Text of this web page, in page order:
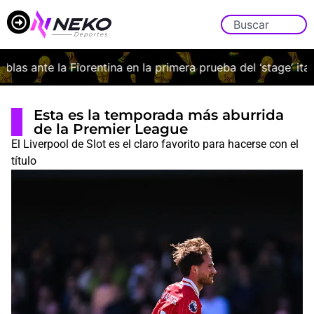
ante la Fiorentina en la primera prueba del ‘stage’
Esta es la temporada más aburrida
de la Premier League
El Liverpool de Slot es el claro favorito para hacerse con el
título